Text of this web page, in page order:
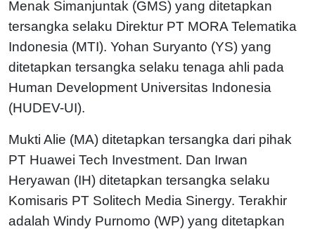
Menak Simanjuntak (GMS) yang ditetapkan
tersangka selaku Direktur PT MORA Telematika
Indonesia (MTI). Yohan Suryanto (YS) yang
ditetapkan tersangka selaku tenaga ahli pada
Human Development Universitas Indonesia
(HUDEV-UI).
Mukti Alie (MA) ditetapkan tersangka dari pihak
PT Huawei Tech Investment. Dan Irwan
Heryawan (IH) ditetapkan tersangka selaku
Komisaris PT Solitech Media Sinergy. Terakhir
adalah Windy Purnomo (WP) yang ditetapkan